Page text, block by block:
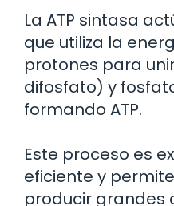
La ATP sintasa
que utiliza la
protones para
difosfato) y
formando ATP.
Este proceso es
eficiente y
producir grandes